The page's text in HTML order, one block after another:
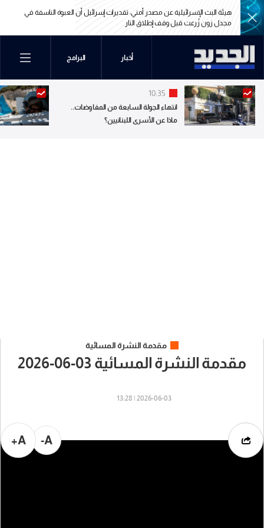
هيئة البث الإسرائيلية عن مصدر أمني: تقديرات إسرائيل أن العبوة الناسفة في
مجدل زون زُرعت قبل وقف إطلاق النار
هيئة البث الإسرائيلية عن مصدر أمني: تقديرات إسرائيل أن العبوة الناسفة في
مجدل زون زُرعت قبل وقف إطلاق النار
أخبار البرامج
10:35
انتهاء الجولة السابعة من المفاوضات..
ماذا عن الأسرى اللبنانيين؟
مقدمة النشرة المسائية
مقدمة النشرة المسائية 03-06-2026
2026-06-03 | 13:28
A-
A+